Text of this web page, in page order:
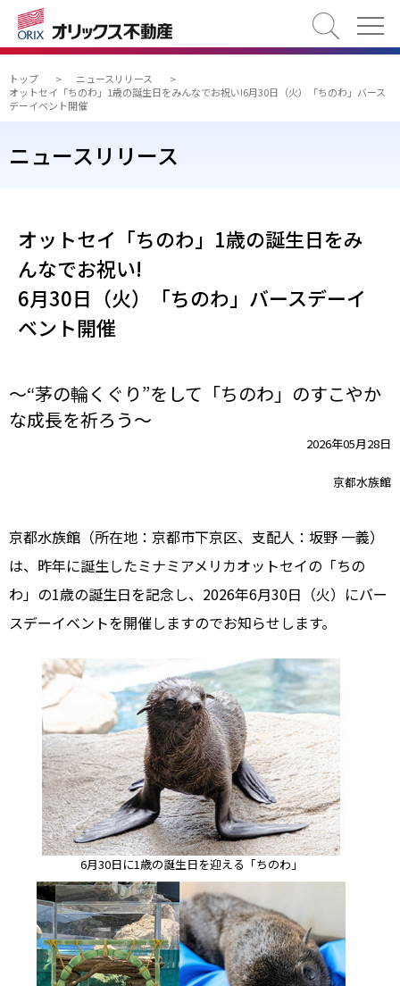
検索
トップ > ニュースリリース
>
オットセイ「ちのわ」1歳の誕生日をみんなでお祝い!6月30日（火）「ちのわ」バース
デーイベント開催
ニュースリリース
オットセイ「ちのわ」1歳の誕生日をみ
んなでお祝い!
6月30日（火）「ちのわ」バースデーイ
ベント開催
～“茅の輪くぐり”をして「ちのわ」のすこやか
な成長を祈ろう～
2026年05月28日
京都水族館
京都水族館（所在地：京都市下京区、支配人：坂野 一義）
は、昨年に誕生したミナミアメリカオットセイの「ちの
わ」の1歳の誕生日を記念し、2026年6月30日（火）にバー
スデーイベントを開催しますのでお知らせします。
6月30日に1歳の誕生日を迎える「ちのわ」